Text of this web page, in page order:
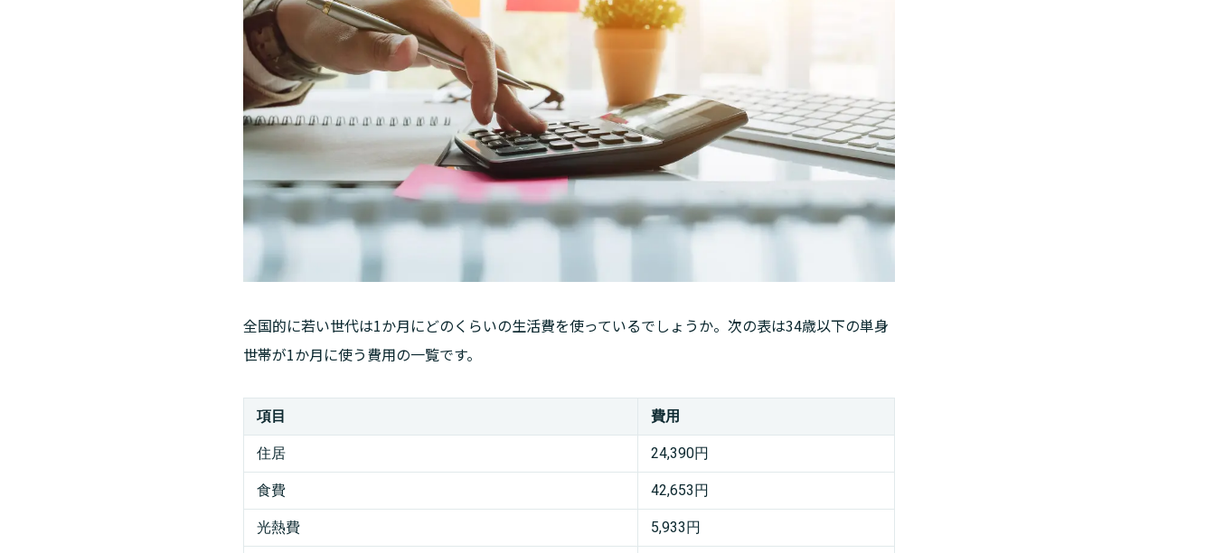
全国的に若い世代は1か月にどのくらいの生活費を使っているでしょうか。次の表は34歳以下の単身
世帯が1か月に使う費用の一覧です。
項目 費用
住居 24,390円
食費 42,653円
光熱費 5,933円